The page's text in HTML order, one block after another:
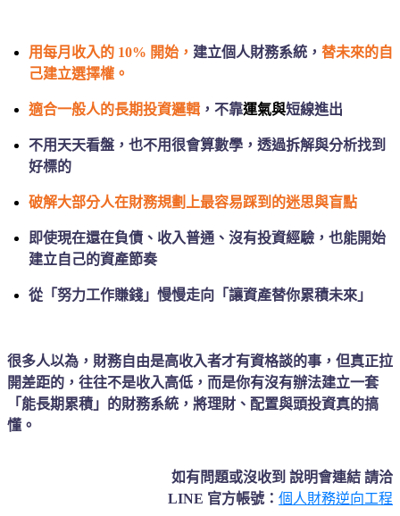
用每月收入的 10% 開始， 建立個人財務系統， 替未來的自
己建立選擇權。
適合一般人的長期投資邏輯 ，不靠運氣與短線進出
不用天天看盤，也不用很會算數學，透過拆解與分析找到
好標的
破解大部分人在財務規劃上最容易踩到的迷思與盲點
即使現在還在負債、收入普通、沒有投資經驗，也能開始
建立自己的資產節奏
從「努力工作賺錢」慢慢走向「讓資產替你累積未來」
很多人以為，財務自由是高收入者才有資格談的事，但真正拉
開差距的，往往不是收入高低，而是你有沒有辦法建立一套
「能長期累積」的財務系統，將理財、配置與頭投資真的搞
懂。
如有問題或沒收到 說明會連結 請洽
LINE 官方帳號： 個人財務逆向工程